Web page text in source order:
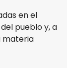
en el
pueblo y, a
materia